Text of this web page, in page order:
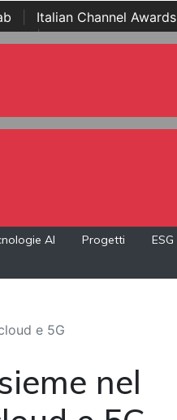
Italian Channel Awards
| ...
AI Progetti ESG
e 5G
nel